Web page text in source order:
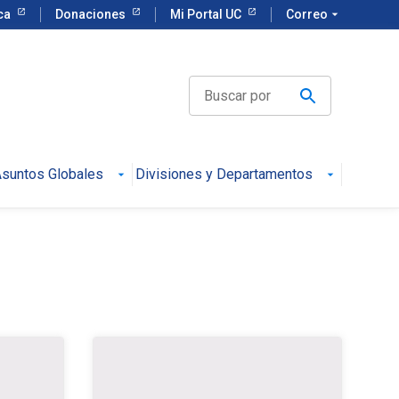
Donaciones Mi Portal UC Correo arrow_drop_down
Globales Divisiones y Departamentos